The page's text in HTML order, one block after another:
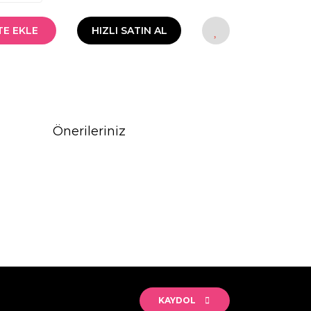
EKLE HIZLI SATIN AL
Önerileriniz
KAYDOL